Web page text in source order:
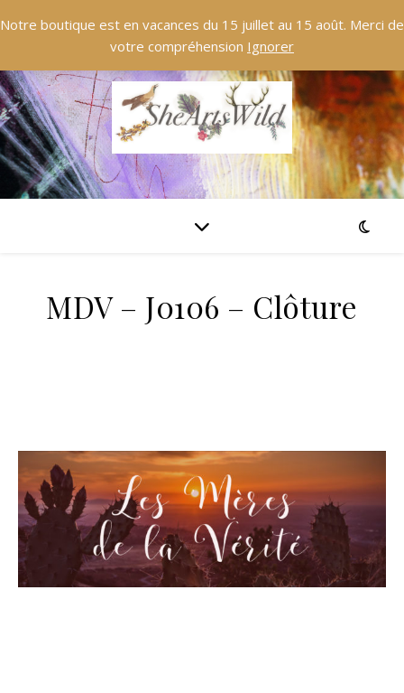
Notre boutique est en vacances du 15 juillet au 15 août. Merci de
votre compréhension Ignorer
MDV – J0106 – Clôture